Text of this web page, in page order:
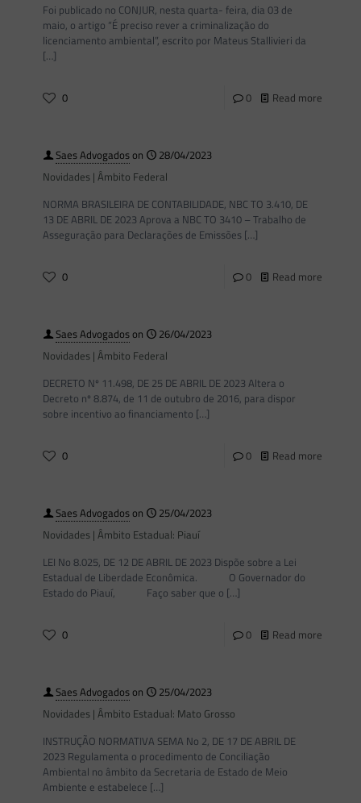
Foi publicado no CONJUR, nesta quarta- feira, dia 03 de
maio, o artigo “É preciso rever a criminalização do
licenciamento ambiental”, escrito por Mateus Stallivieri da
[…]
0 0 Read more
Saes Advogadoson
28/04/2023
Novidades | Âmbito Federal
NORMA BRASILEIRA DE CONTABILIDADE, NBC TO 3.410, DE
13 DE ABRIL DE 2023 Aprova a NBC TO 3410 – Trabalho de
Asseguração para Declarações de Emissões […]
0 0 Read more
Saes Advogadoson
26/04/2023
Novidades | Âmbito Federal
DECRETO Nº 11.498, DE 25 DE ABRIL DE 2023 Altera o
Decreto nº 8.874, de 11 de outubro de 2016, para dispor
sobre incentivo ao financiamento […]
0 0 Read more
Saes Advogadoson
25/04/2023
Novidades | Âmbito Estadual: Piauí
LEI No 8.025, DE 12 DE ABRIL DE 2023 Dispõe sobre a Lei
Estadual de Liberdade Econômica. O Governador do
Estado do Piauí, Faço saber que o […]
0 0 Read more
Saes Advogadoson
25/04/2023
Novidades | Âmbito Estadual: Mato Grosso
INSTRUÇÃO NORMATIVA SEMA No 2, DE 17 DE ABRIL DE
2023 Regulamenta o procedimento de Conciliação
Ambiental no âmbito da Secretaria de Estado de Meio
Ambiente e estabelece […]